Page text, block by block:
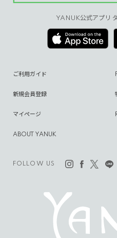
YANUK公式アプリ
FOLLOW US
ご利用ガイド
新規会員登録
マイページ
ABOUT YANUK